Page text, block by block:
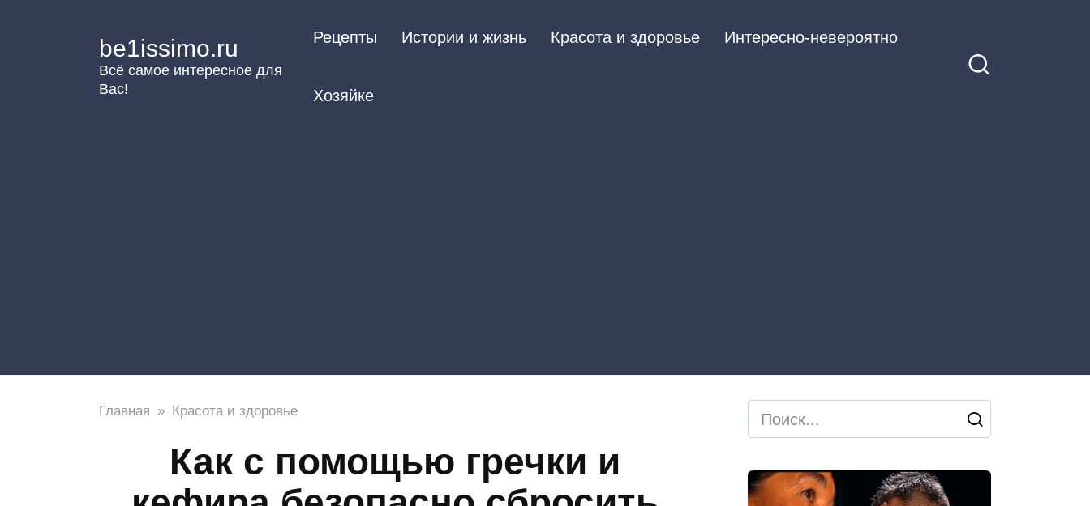
be1issimo.ru
Всё самое интересное для
Вас!
Рецепты Истории и жизнь Красота и здоровье Интересно-невероятно
Хозяйке
Главная » Красота и здоровье
Как с помощью гречки и
Search
for: